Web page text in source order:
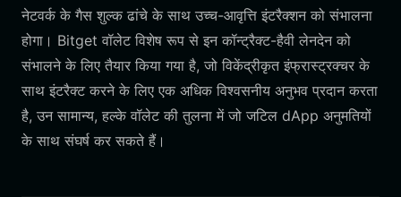
नेटवर्क के गैस शुल्क ढांचे के साथ उच्च-आवृत्ति इंटरैक्शन को संभालना
होगा। Bitget वॉलेट विशेष रूप से इन कॉन्ट्रैक्ट-हैवी लेनदेन को
संभालने के लिए तैयार किया गया है, जो विकेंद्रीकृत इंफ्रास्ट्रक्चर के
साथ इंटरैक्ट करने के लिए एक अधिक विश्वसनीय अनुभव प्रदान करता
है, उन सामान्य, हल्के वॉलेट की तुलना में जो जटिल dApp अनुमतियों
के साथ संघर्ष कर सकते हैं।